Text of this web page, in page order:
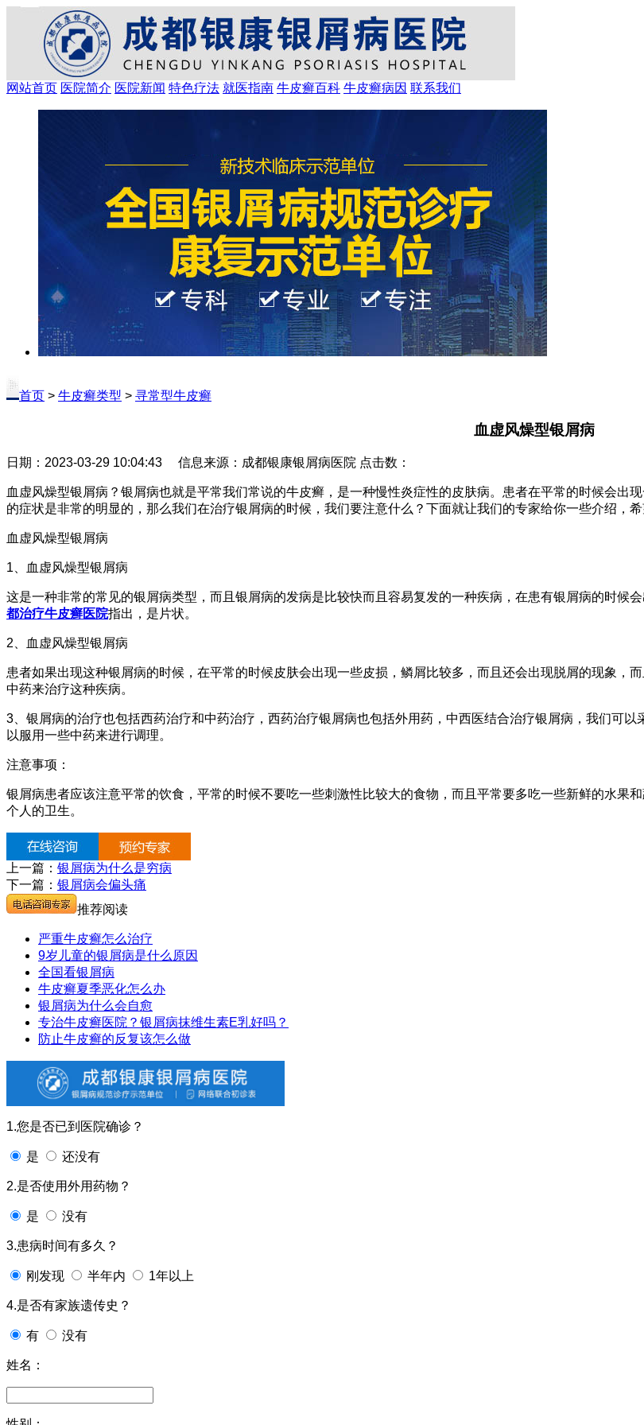
网站首页 医院简介 医院新闻 特色疗法 就医指南 牛皮癣百科 牛皮癣病因 联系我们
首页 > 牛皮癣类型 > 寻常型牛皮癣
血虚风燥型银屑病
日期：2023-03-29 10:04:43 信息来源：成都银康银屑病医院 点击数：
血虚风燥型银屑病？银屑病也就是平常我们常说的牛皮癣，是一种慢性炎症性的皮肤病。患者在平常的时候会出
的症状是非常的明显的，那么我们在治疗银屑病的时候，我们要注意什么？下面就让我们的专家给你一些介绍，希
血虚风燥型银屑病
1、血虚风燥型银屑病
这是一种非常的常见的银屑病类型，而且银屑病的发病是比较快而且容易复发的一种疾病，在患有银屑病的时候
都治疗牛皮癣医院指出，是片状。
2、血虚风燥型银屑病
患者如果出现这种银屑病的时候，在平常的时候皮肤会出现一些皮损，鳞屑比较多，而且还会出现脱屑的现象，
中药来治疗这种疾病。
3、银屑病的治疗也包括西药治疗和中药治疗，西药治疗银屑病也包括外用药，中西医结合治疗银屑病，我们可
以服用一些中药来进行调理。
注意事项：
银屑病患者应该注意平常的饮食，平常的时候不要吃一些刺激性比较大的食物，而且平常要多吃一些新鲜的水果
个人的卫生。
上一篇： 银屑病为什么是穷病
下一篇： 银屑病会偏头痛
推荐阅读
严重牛皮癣怎么治疗
9岁儿童的银屑病是什么原因
全国看银屑病
牛皮癣夏季恶化怎么办
银屑病为什么会自愈
专治牛皮癣医院？银屑病抹维生素E乳好吗？
防止牛皮癣的反复该怎么做
1.您是否已到医院确诊？
是 还没有
2.是否使用外用药物？
是 没有
3.患病时间有多久？
刚发现 半年内 1年以上
4.是否有家族遗传史？
有 没有
姓名：